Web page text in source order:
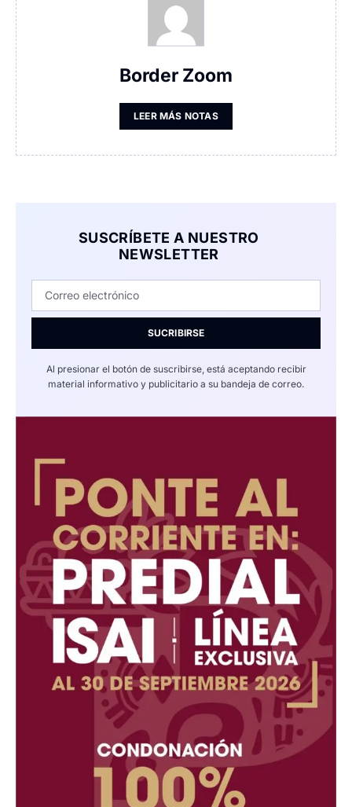
Border Zoom
LEER MÁS NOTAS
SUSCRÍBETE A NUESTRO
NEWSLETTER
SUCRIBIRSE
Al presionar el botón de suscribirse, está aceptando recibir
material informativo y publicitario a su bandeja de correo.